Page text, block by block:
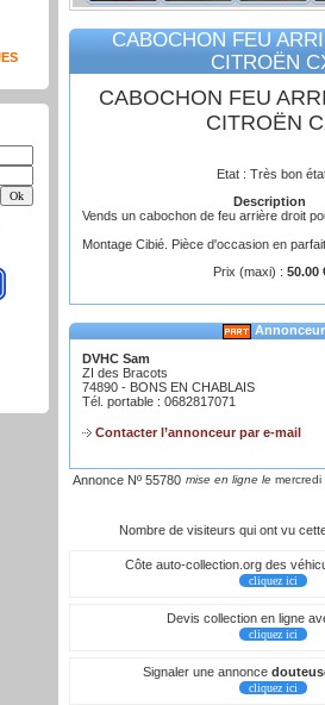
CABOCHON FEU
CITROËN
CABOCHON FEU
CITROËN
Etat : Très bon
Description
Vends un cabochon de feu arrière droit
Montage Cibié. Pièce d'occasion en
Prix (maxi) : 50.00
Annonceur
DVHC Sam
ZI des Bracots
74890 - BONS EN CHABLAIS
Tél. portable : 0682817071
Contacter l’annonceur par e-mail
Annonce Nº 55780 mise en ligne le
Nombre de visiteurs qui ont vu
Côte auto-collection.org des
cliquez ici
Devis collection en ligne
cliquez ici
Signaler une annonce
cliquez ici